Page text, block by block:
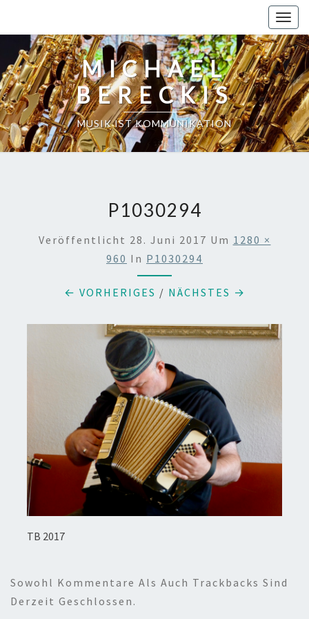
content
MICHAEL
BERECKIS
MUSIK IST KOMMUNIKATION
P1030294
Veröffentlicht 28. Juni 2017 Um 1280 ×
960 In P1030294
← VORHERIGES / NÄCHSTES →
TB 2017
Sowohl Kommentare Als Auch Trackbacks Sind
Derzeit Geschlossen.